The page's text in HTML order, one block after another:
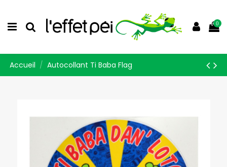
0
Accueil Autocollant Ti Baba Flag